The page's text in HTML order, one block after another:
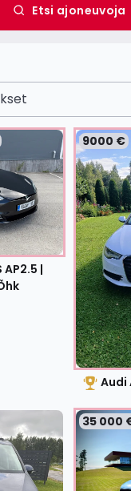
Etsi ajoneuvoja
|
9000 €
Audi
35 000